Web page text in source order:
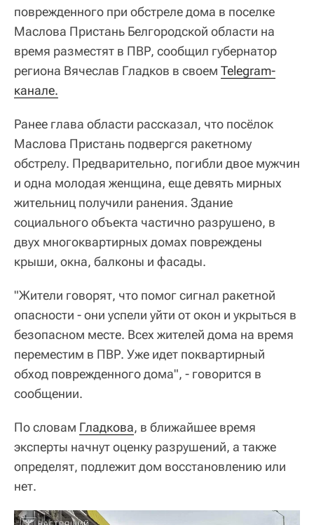
поврежденного при обстреле дома в поселке
Маслова Пристань Белгородской области на
время разместят в ПВР, сообщил губернатор
региона Вячеслав Гладков в своем Telegram-
канале.
Ранее глава области рассказал, что посёлок
Маслова Пристань подвергся ракетному
обстрелу. Предварительно, погибли двое мужчин
и одна молодая женщина, еще девять мирных
жительниц получили ранения. Здание
социального объекта частично разрушено, в
двух многоквартирных домах повреждены
крыши, окна, балконы и фасады.
"Жители говорят, что помог сигнал ракетной
опасности - они успели уйти от окон и укрыться в
безопасном месте. Всех жителей дома на время
переместим в ПВР. Уже идет поквартирный
обход поврежденного дома", - говорится в
сообщении.
По словам Гладкова, в ближайшее время
эксперты начнут оценку разрушений, а также
определят, подлежит дом восстановлению или
нет.